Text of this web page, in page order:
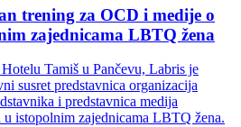
trening za OCD i medije o
zajednicama LBTQ žena
Tamiš u Pančevu, Labris je
susret predstavnica organizacija
i predstavnica medija
u istopolnim zajednicama LBTQ žena.